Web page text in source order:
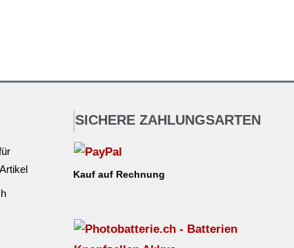
SICHERE ZAHLUNGSARTEN
Kauf auf Rechnung